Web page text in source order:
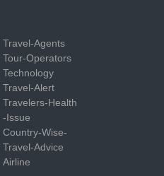
Travel-Agents
Tour-Operators
Technology
Travel-Alert
Travelers-Health
-Issue
Country-Wise-
Travel-Advice
Airline